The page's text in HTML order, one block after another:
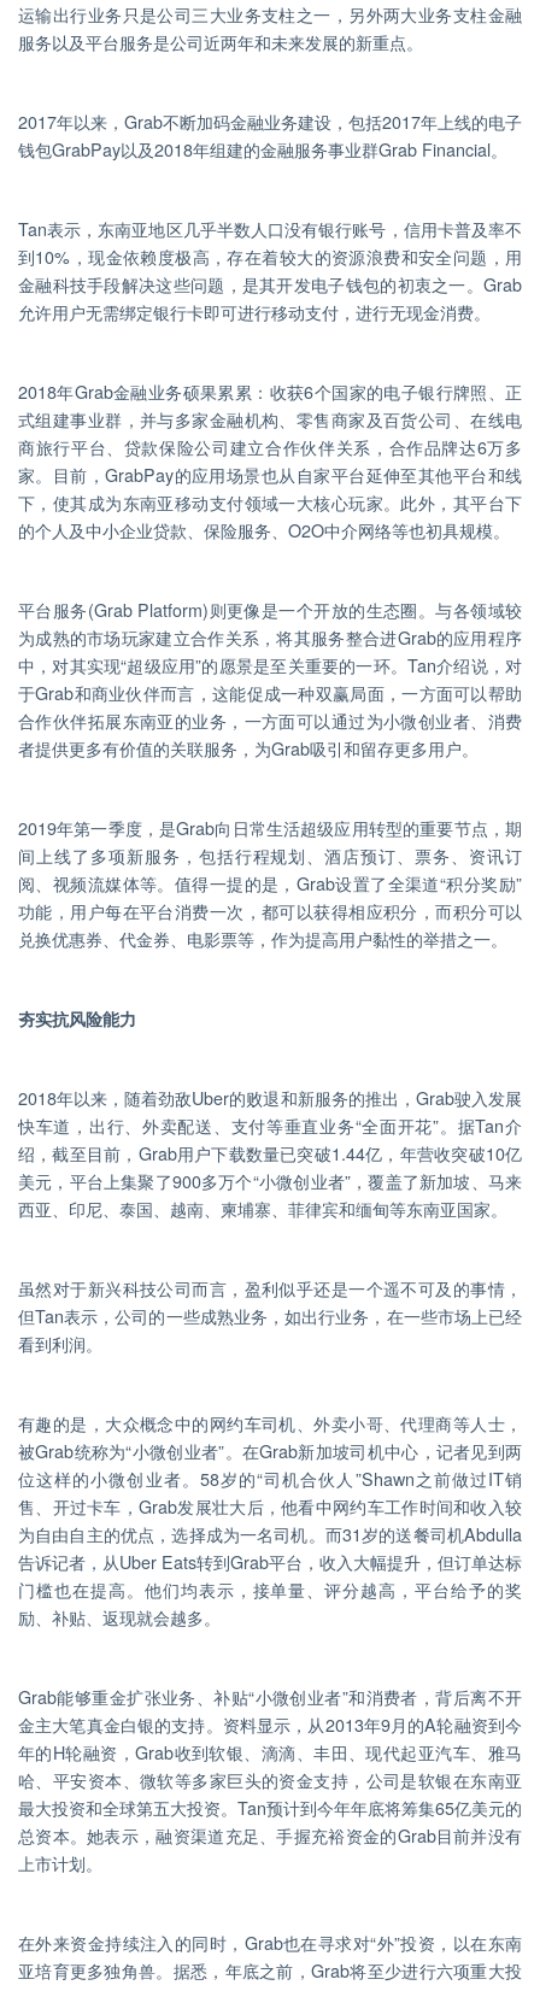
运输出行业务只是公司三大业务支柱之一，另外两大业务支柱金融
服务以及平台服务是公司近两年和未来发展的新重点。
2017年以来，Grab不断加码金融业务建设，包括2017年上线的电子
钱包GrabPay以及2018年组建的金融服务事业群Grab Financial。
Tan表示，东南亚地区几乎半数人口没有银行账号，信用卡普及率不
到10%，现金依赖度极高，存在着较大的资源浪费和安全问题，用
金融科技手段解决这些问题，是其开发电子钱包的初衷之一。Grab
允许用户无需绑定银行卡即可进行移动支付，进行无现金消费。
2018年Grab金融业务硕果累累：收获6个国家的电子银行牌照、正
式组建事业群，并与多家金融机构、零售商家及百货公司、在线电
商旅行平台、贷款保险公司建立合作伙伴关系，合作品牌达6万多
家。目前，GrabPay的应用场景也从自家平台延伸至其他平台和线
下，使其成为东南亚移动支付领域一大核心玩家。此外，其平台下
的个人及中小企业贷款、保险服务、O2O中介网络等也初具规模。
平台服务(Grab Platform)则更像是一个开放的生态圈。与各领域较
为成熟的市场玩家建立合作关系，将其服务整合进Grab的应用程序
中，对其实现“超级应用”的愿景是至关重要的一环。Tan介绍说，对
于Grab和商业伙伴而言，这能促成一种双赢局面，一方面可以帮助
合作伙伴拓展东南亚的业务，一方面可以通过为小微创业者、消费
者提供更多有价值的关联服务，为Grab吸引和留存更多用户。
2019年第一季度，是Grab向日常生活超级应用转型的重要节点，期
间上线了多项新服务，包括行程规划、酒店预订、票务、资讯订
阅、视频流媒体等。值得一提的是，Grab设置了全渠道“积分奖励”
功能，用户每在平台消费一次，都可以获得相应积分，而积分可以
兑换优惠券、代金券、电影票等，作为提高用户黏性的举措之一。
夯实抗风险能力
2018年以来，随着劲敌Uber的败退和新服务的推出，Grab驶入发展
快车道，出行、外卖配送、支付等垂直业务“全面开花”。据Tan介
绍，截至目前，Grab用户下载数量已突破1.44亿，年营收突破10亿
美元，平台上集聚了900多万个“小微创业者”，覆盖了新加坡、马来
西亚、印尼、泰国、越南、柬埔寨、菲律宾和缅甸等东南亚国家。
虽然对于新兴科技公司而言，盈利似乎还是一个遥不可及的事情，
但Tan表示，公司的一些成熟业务，如出行业务，在一些市场上已经
看到利润。
有趣的是，大众概念中的网约车司机、外卖小哥、代理商等人士，
被Grab统称为“小微创业者”。在Grab新加坡司机中心，记者见到两
位这样的小微创业者。58岁的“司机合伙人”Shawn之前做过IT销
售、开过卡车，Grab发展壮大后，他看中网约车工作时间和收入较
为自由自主的优点，选择成为一名司机。而31岁的送餐司机Abdulla
告诉记者，从Uber Eats转到Grab平台，收入大幅提升，但订单达标
门槛也在提高。他们均表示，接单量、评分越高，平台给予的奖
励、补贴、返现就会越多。
Grab能够重金扩张业务、补贴“小微创业者”和消费者，背后离不开
金主大笔真金白银的支持。资料显示，从2013年9月的A轮融资到今
年的H轮融资，Grab收到软银、滴滴、丰田、现代起亚汽车、雅马
哈、平安资本、微软等多家巨头的资金支持，公司是软银在东南亚
最大投资和全球第五大投资。Tan预计到今年年底将筹集65亿美元的
总资本。她表示，融资渠道充足、手握充裕资金的Grab目前并没有
上市计划。
在外来资金持续注入的同时，Grab也在寻求对“外”投资，以在东南
亚培育更多独角兽。据悉，年底之前，Grab将至少进行六项重大投